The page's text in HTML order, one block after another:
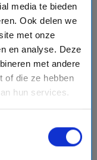
media te bieden
Ook delen we
met onze
en analyse. Deze
met andere
of die ze hebben
hun services.
favorite
met de